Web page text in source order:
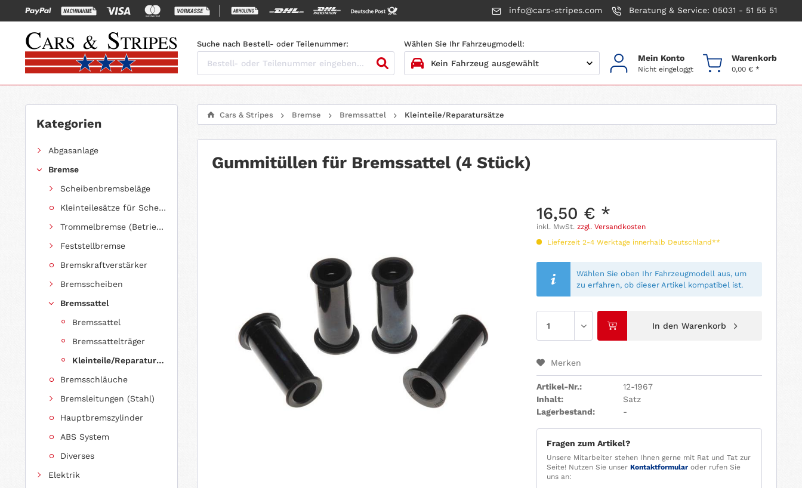
info@cars-stripes.com Beratung & Service: 05031 - 51 55 51
Suche nach Bestell- oder Teilenummer: Wählen Sie Ihr Fahrzeugmodell:
2. MODELL
BAUJAHR
Mein Konto
Nicht eingeloggt
Warenkorb
0,00 € *
Kategorien
Abgasanlage
Bremse
Scheibenbremsbeläge
Kleinteilesätze für Scheibenbremsbeläge
Trommelbremse (Betriebsbremse)
Feststellbremse
Bremskraftverstärker
Bremsscheiben
Bremssattel
Bremssattel
Bremssattelträger
Kleinteile/Reparatursätze
Bremsschläuche
Bremsleitungen (Stahl)
Hauptbremszylinder
ABS System
Diverses
Elektrik
Cars & Stripes Bremse Bremssattel Kleinteile/Reparatursätze
Gummitüllen für Bremssattel (4 Stück)
16,50 € *
inkl. MwSt. zzgl. Versandkosten
Lieferzeit 2-4 Werktage innerhalb Deutschland**
Wählen Sie oben Ihr Fahrzeugmodell aus, um
zu erfahren, ob dieser Artikel kompatibel ist.
In den Warenkorb
Merken
Artikel-Nr.:
12-1967
Inhalt:
Satz
Lagerbestand:
-
Fragen zum Artikel?
Unsere Mitarbeiter stehen Ihnen gerne mit Rat und Tat zur
Seite! Nutzen Sie unser Kontaktformularoder rufen Sie
uns an: